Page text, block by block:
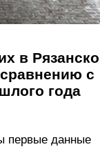
в
с
года
первые данные